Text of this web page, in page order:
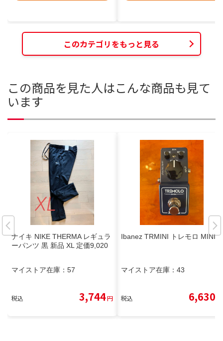
このカテゴリをもっと見る
この商品を見た人はこんな商品も見て
います
ナイキ NIKE THERMA レギュラ
ーパンツ 黒 新品 XL 定価9,020
マイストア在庫： 57
税込 3,744円
Ibanez TRMINI トレモロ MINI
マイストア在庫： 43
税込 6,630